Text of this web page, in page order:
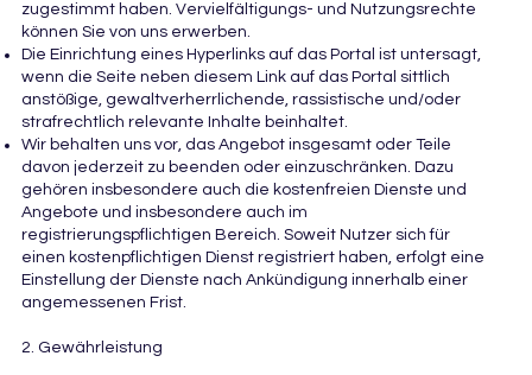
zugestimmt haben. Vervielfältigungs- und Nutzungsrechte
können Sie von uns erwerben.
Die Einrichtung eines Hyperlinks auf das Portal ist untersagt,
wenn die Seite neben diesem Link auf das Portal sittlich
anstößige, gewaltverherrlichende, rassistische und/oder
strafrechtlich relevante Inhalte beinhaltet.
Wir behalten uns vor, das Angebot insgesamt oder Teile
davon jederzeit zu beenden oder einzuschränken. Dazu
gehören insbesondere auch die kostenfreien Dienste und
Angebote und insbesondere auch im
registrierungspflichtigen Bereich. Soweit Nutzer sich für
einen kostenpflichtigen Dienst registriert haben, erfolgt eine
Einstellung der Dienste nach Ankündigung innerhalb einer
angemessenen Frist.
2. Gewährleistung